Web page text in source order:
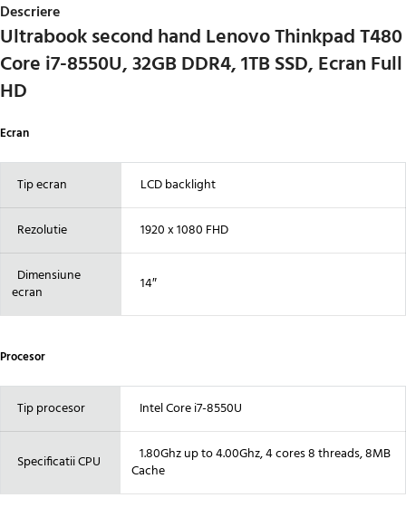
Descriere
Ultrabook second hand Lenovo Thinkpad T480
Core i7-8550U, 32GB DDR4, 1TB SSD, Ecran Full
HD
Ecran
Tip ecran LCD backlight
Rezolutie 1920 x 1080 FHD
Dimensiune
ecran
14″
Procesor
Tip procesor Intel Core i7-8550U
Specificatii CPU
1.80Ghz up to 4.00Ghz, 4 cores 8 threads, 8MB
Cache